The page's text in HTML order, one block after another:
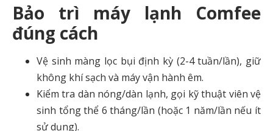
Bảo trì máy lạnh Comfee
đúng cách
Vệ sinh màng lọc bụi định kỳ (2-4 tuần/lần), giữ
không khí sạch và máy vận hành êm.
Kiểm tra dàn nóng/dàn lạnh, gọi kỹ thuật viên vệ
sinh tổng thể 6 tháng/lần (hoặc 1 năm/lần nếu ít
sử dụng).